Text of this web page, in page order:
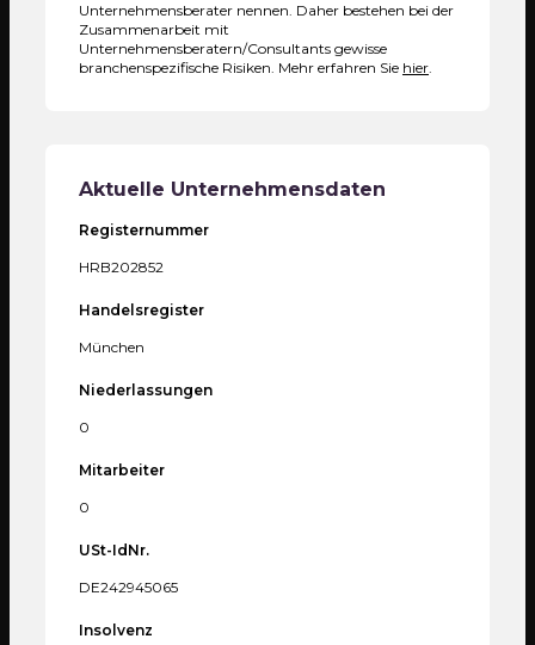
Unternehmensberater nennen. Daher bestehen bei der
Zusammenarbeit mit
Unternehmensberatern/Consultants gewisse
branchenspezifische Risiken. Mehr erfahren Sie hier
Aktuelle Unternehmensdaten
Registernummer
HRB202852
Handelsregister
München
Niederlassungen
0
Mitarbeiter
0
USt-IdNr.
DE242945065
Insolvenz